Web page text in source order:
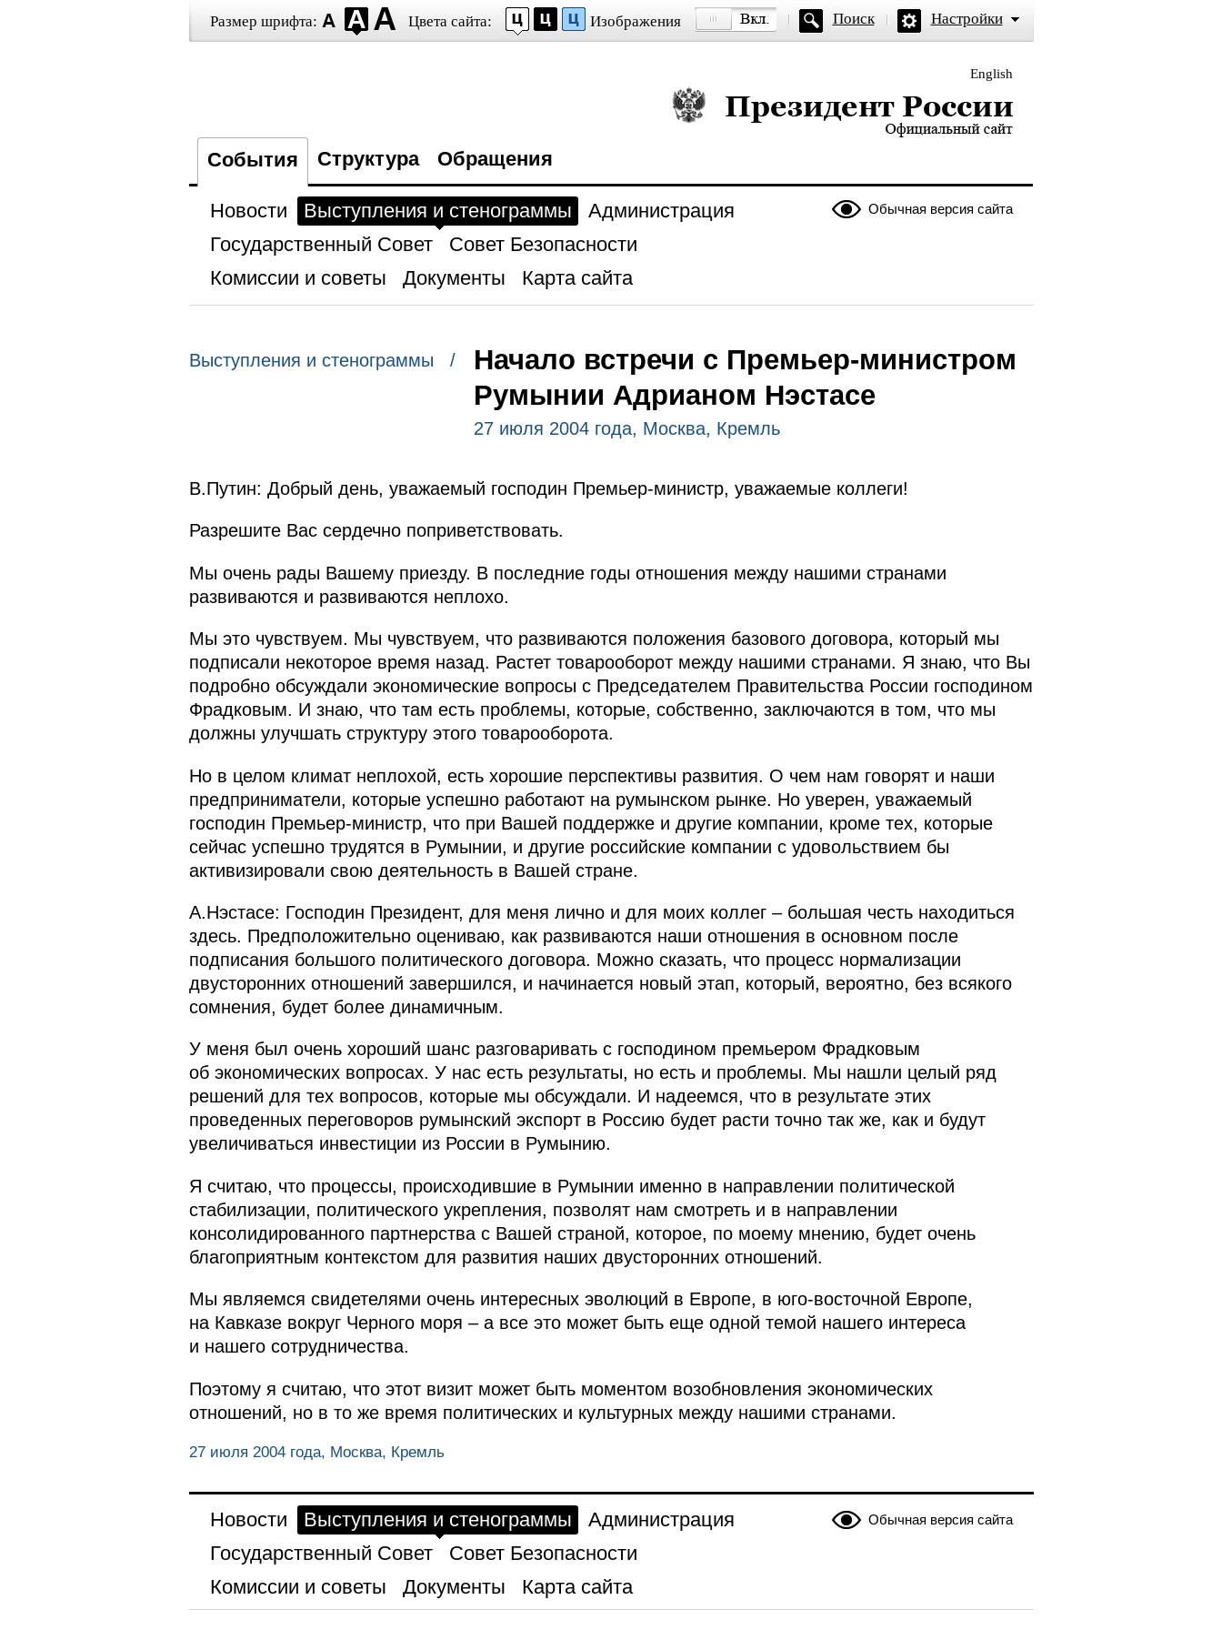
Размер шрифта: Цвета сайта: Изображения Поиск Настройки
English
Президент России — официальный сайт
События Структура Обращения
Обычная версия сайта
Новости Выступления и стенограммы
Администрация
Государственный Совет
Совет Безопасности
Комиссии и советы
Документы Карта сайта
Выступления и стенограммы /
Начало встречи с Премьер-министром
Румынии Адрианом Нэстасе
27 июля 2004 года, Москва, Кремль
В.Путин: Добрый день, уважаемый господин Премьер-министр, уважаемые коллеги!
Разрешите Вас сердечно поприветствовать.
Мы очень рады Вашему приезду. В последние годы отношения между нашими странами
развиваются и развиваются неплохо.
Мы это чувствуем. Мы чувствуем, что развиваются положения базового договора, который мы
подписали некоторое время назад. Растет товарооборот между нашими странами. Я знаю, что Вы
подробно обсуждали экономические вопросы с Председателем Правительства России господином
Фрадковым. И знаю, что там есть проблемы, которые, собственно, заключаются в том, что мы
должны улучшать структуру этого товарооборота.
Но в целом климат неплохой, есть хорошие перспективы развития. О чем нам говорят и наши
предприниматели, которые успешно работают на румынском рынке. Но уверен, уважаемый
господин Премьер-министр, что при Вашей поддержке и другие компании, кроме тех, которые
сейчас успешно трудятся в Румынии, и другие российские компании с удовольствием бы
активизировали свою деятельность в Вашей стране.
А.Нэстасе: Господин Президент, для меня лично и для моих коллег – большая честь находиться
здесь. Предположительно оцениваю, как развиваются наши отношения в основном после
подписания большого политического договора. Можно сказать, что процесс нормализации
двусторонних отношений завершился, и начинается новый этап, который, вероятно, без всякого
сомнения, будет более динамичным.
У меня был очень хороший шанс разговаривать с господином премьером Фрадковым
об экономических вопросах. У нас есть результаты, но есть и проблемы. Мы нашли целый ряд
решений для тех вопросов, которые мы обсуждали. И надеемся, что в результате этих
проведенных переговоров румынский экспорт в Россию будет расти точно так же, как и будут
увеличиваться инвестиции из России в Румынию.
Я считаю, что процессы, происходившие в Румынии именно в направлении политической
стабилизации, политического укрепления, позволят нам смотреть и в направлении
консолидированного партнерства с Вашей страной, которое, по моему мнению, будет очень
благоприятным контекстом для развития наших двусторонних отношений.
Мы являемся свидетелями очень интересных эволюций в Европе, в юго-восточной Европе,
на Кавказе вокруг Черного моря – а все это может быть еще одной темой нашего интереса
и нашего сотрудничества.
Поэтому я считаю, что этот визит может быть моментом возобновления экономических
отношений, но в то же время политических и культурных между нашими странами.
27 июля 2004 года, Москва, Кремль
Обычная версия сайта
Новости Выступления и стенограммы
Администрация
Государственный Совет
Совет Безопасности
Комиссии и советы
Документы Карта сайта